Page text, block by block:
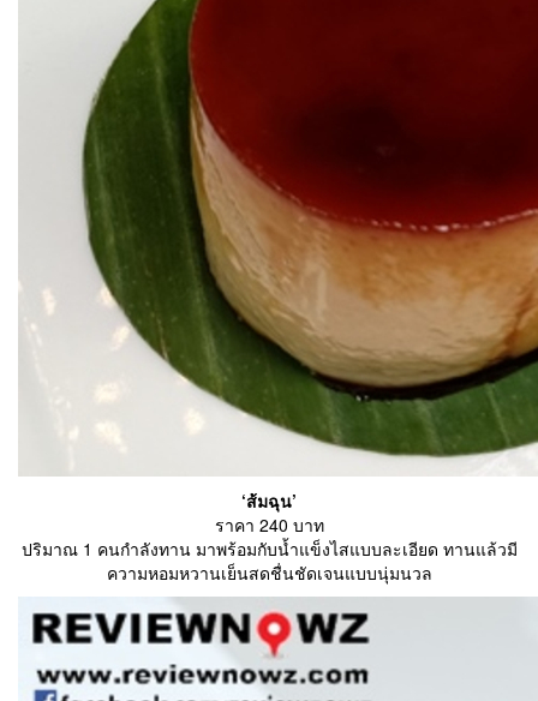
‘ส้มฉุน’
ราคา 240 บาท
ปริมาณ 1 คนกำลังทาน มาพร้อมกับน้ำแข็งไสแบบละเอียด ทานแล้วมี
ความหอมหวานเย็นสดชื่นชัดเจนแบบนุ่มนวล